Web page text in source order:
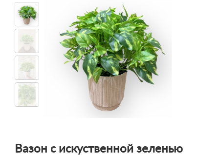
Вазон с искуственной зеленью